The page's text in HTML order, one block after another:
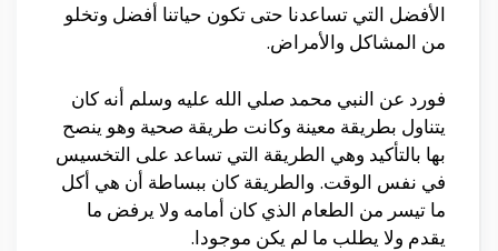
الأفضل التي تساعدنا حتى تكون حياتنا أفضل وتخلو
من المشاكل والأمراض.
فورد عن النبي محمد صلي الله عليه وسلم أنه كان
يتناول بطريقة معينة وكانت طريقة صحية وهو ينصح
بها بالتأكيد وهي الطريقة التي تساعد على التخسيس
في نفس الوقت. والطريقة كان ببساطة أن هي أكل
ما تيسر من الطعام الذي كان أمامه ولا يرفض ما
يقدم ولا يطلب ما لم يكن موجودا.